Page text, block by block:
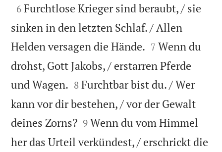

6 Furchtlose Krieger sind beraubt, / sie
sinken in den letzten Schlaf. / Allen
Helden versagen die Hände. 

7 Wenn du
drohst, Gott Jakobs, / erstarren Pferde
und Wagen. 

8 Furchtbar bist du. / Wer
kann vor dir bestehen, / vor der Gewalt
deines Zorns?
9 Wenn du vom Himmel
her das Urteil verkündest, / erschrickt die